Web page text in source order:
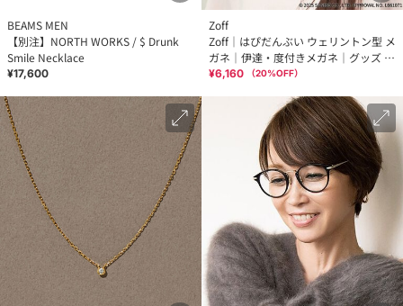
BEAMS MEN
【別注】NORTH WORKS / $ Drunk
Smile Necklace
¥17,600
Zoff
Zoff｜はぴだんぶい ウェリントン型 メ
ガネ｜伊達・度付きメガネ｜グッズ レ
ンズ交換券付
¥6,160 （20%OFF）